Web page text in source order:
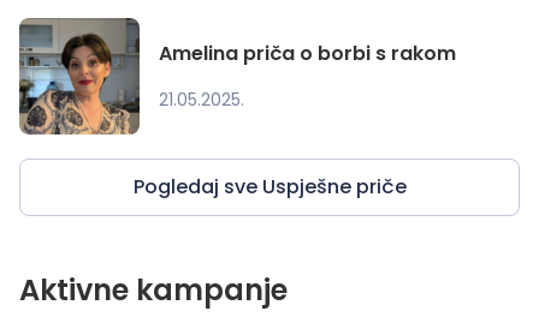
Amelina priča o borbi s rakom
21.05.2025.
Pogledaj sve Uspješne priče
Aktivne kampanje